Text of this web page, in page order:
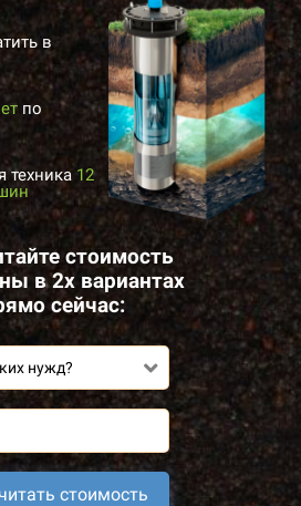
техника 12
в
стоимость
в 2х вариантах
сейчас:
нужд?
стоимость
по